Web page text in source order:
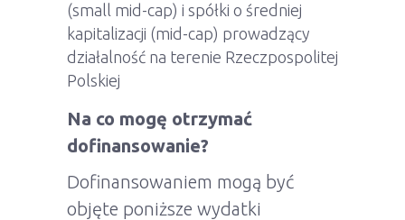
(small mid-cap) i spółki o średniej
kapitalizacji (mid-cap) prowadzący
działalność na terenie Rzeczpospolitej
Polskiej
Na co mogę otrzymać
dofinansowanie?
Dofinansowaniem mogą być
objęte poniższe wydatki